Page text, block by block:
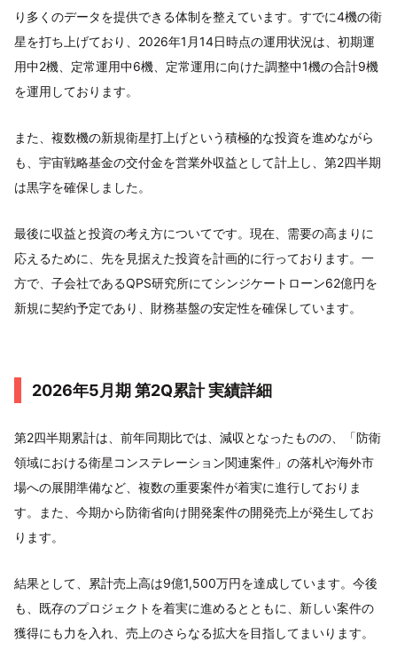
り多くのデータを提供できる体制を整えています。すでに4機の衛
星を打ち上げており、2026年1月14日時点の運用状況は、初期運
用中2機、定常運用中6機、定常運用に向けた調整中1機の合計9機
を運用しております。
また、複数機の新規衛星打上げという積極的な投資を進めながら
も、宇宙戦略基金の交付金を営業外収益として計上し、第2四半期
は黒字を確保しました。
最後に収益と投資の考え方についてです。現在、需要の高まりに
応えるために、先を見据えた投資を計画的に行っております。一
方で、子会社であるQPS研究所にてシンジケートローン62億円を
新規に契約予定であり、財務基盤の安定性を確保しています。
2026年5月期 第2Q累計 実績詳細
第2四半期累計は、前年同期比では、減収となったものの、「防衛
領域における衛星コンステレーション関連案件」の落札や海外市
場への展開準備など、複数の重要案件が着実に進行しておりま
す。また、今期から防衛省向け開発案件の開発売上が発生してお
ります。
結果として、累計売上高は9億1,500万円を達成しています。今後
も、既存のプロジェクトを着実に進めるとともに、新しい案件の
獲得にも力を入れ、売上のさらなる拡大を目指してまいります。